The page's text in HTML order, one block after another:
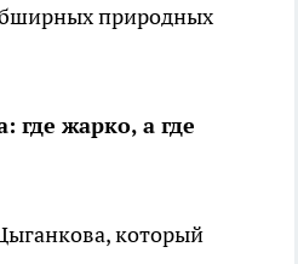
природных
где жарко, а где
который